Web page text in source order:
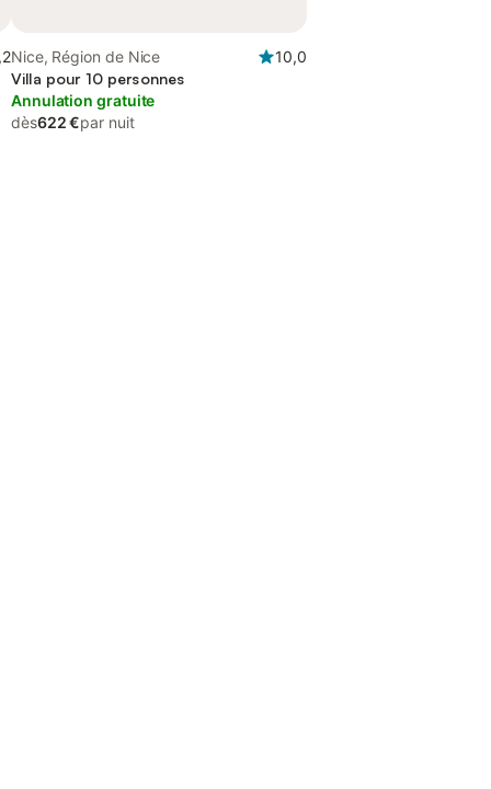
Nice, Région de Nice
10,0
Villa pour 10 personnes
Annulation gratuite
dès622 €par nuit